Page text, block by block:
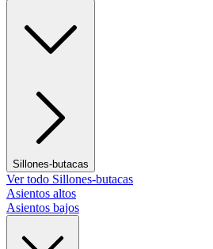
Sillones-butacas
Ver todo Sillones-butacas
Asientos altos
Asientos bajos